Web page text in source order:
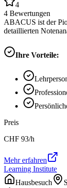
4
4 Bewertungen
ABACUS ist der
detaillierten
Ihre Vorteile:
Preis
CHF 93/h
Mehr erfahren
Learning Institute
Hausbesuch